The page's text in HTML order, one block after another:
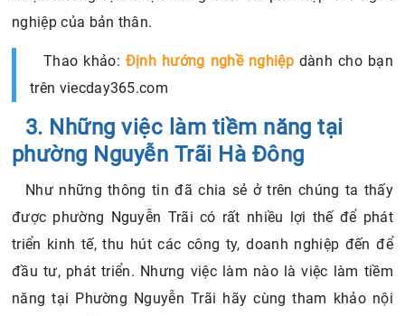
nghiệp của bản thân.
Thao khảo: Định hướng nghề nghiệpdành cho bạn
trên viecday365.com
3. Những việc làm tiềm năng tại
phường Nguyễn Trãi Hà Đông
Như những thông tin đã chia sẻ ở trên chúng ta thấy
được phường Nguyễn Trãi có rất nhiều lợi thế để phát
triển kinh tế, thu hút các công ty, doanh nghiệp đến để
đầu tư, phát triển. Nhưng việc làm nào là việc làm tiềm
năng tại Phường Nguyễn Trãi hãy cùng tham khảo nội